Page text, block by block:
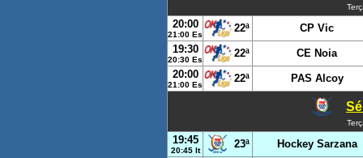
20:00
21:00 Es
22ª
CP Vic
19:30
20:30 Es
22ª
CE Noia
20:00
21:00 Es
22ª PAS Alcoy
19:45
20:45 It
23ª
Hockey Sarzana